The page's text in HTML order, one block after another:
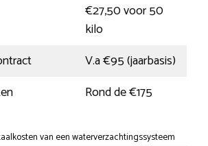
€27,50 voor 50
kilo
V.a €95 (jaarbasis)
Rond de €175
van een waterverzachtingssysteem